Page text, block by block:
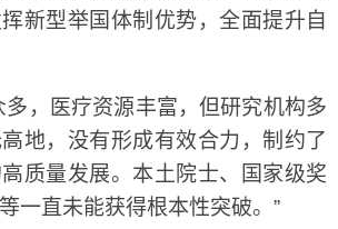
新型举国体制优势，全面提升自
，医疗资源丰富，但研究机构多
地，没有形成有效合力，制约了
质量发展。本土院士、国家级奖
一直未能获得根本性突破。”